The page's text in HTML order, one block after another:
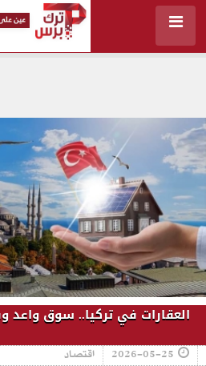
العقارات في تركيا.. سوق واعد
2026-05-25 اقتصاد